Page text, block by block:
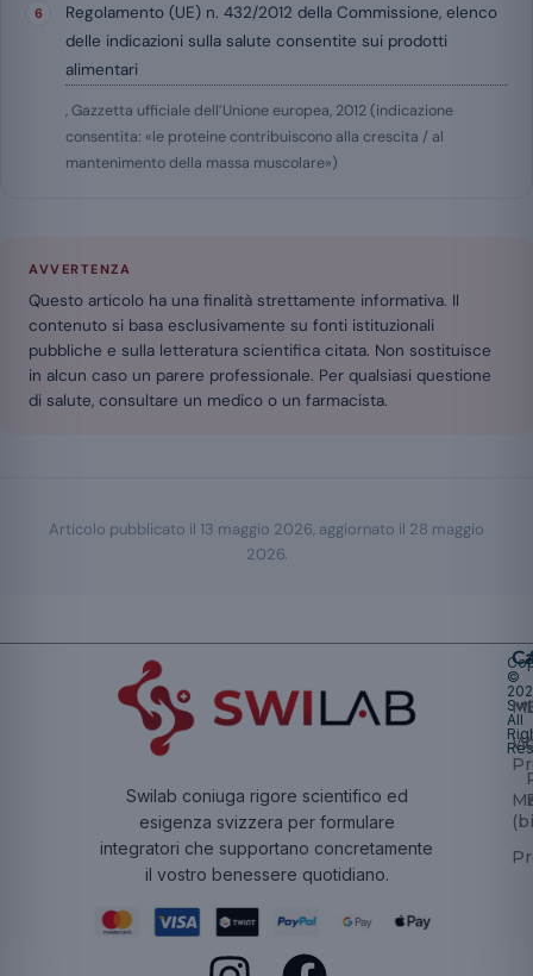
Regolamento (UE) n. 432/2012 della Commissione, elenco
delle indicazioni sulla salute consentite sui prodotti
alimentari
, Gazzetta ufficiale dell’Unione europea, 2012 (indicazione
consentita: «le proteine contribuiscono alla crescita / al
mantenimento della massa muscolare»)
AVVERTENZA
Questo articolo ha una finalità strettamente informativa. Il
contenuto si basa esclusivamente su fonti istituzionali
pubbliche e sulla letteratura scientifica citata. Non sostituisce
in alcun caso un parere professionale. Per qualsiasi questione
di salute, consultare un medico o un farmacista.
Articolo pubblicato il 13 maggio 2026, aggiornato il 28 maggio
2026.
Swilab coniuga rigore scientifico ed
esigenza svizzera per formulare
integratori che supportano concretamente
il vostro benessere quotidiano.
©
All